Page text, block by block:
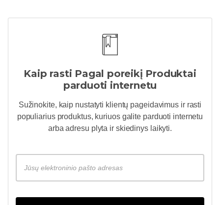
Kaip rasti Pagal poreikį Produktai
parduoti internetu
Sužinokite, kaip nustatyti klientų pageidavimus ir rasti
populiarius produktus, kuriuos galite parduoti internetu
arba adresu plyta ir skiedinyslaikyti.